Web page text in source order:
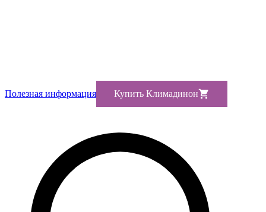
Полезная информация Купить Климадинон